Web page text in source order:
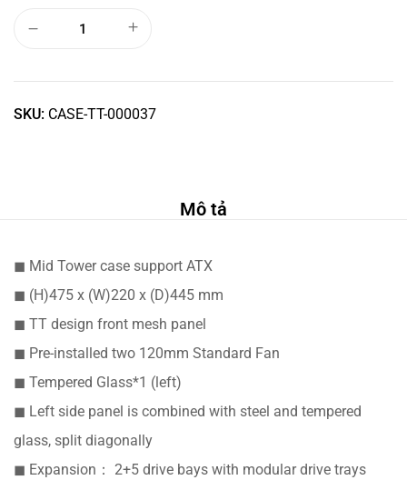
SKU: CASE-TT-000037
Mô tả
◼ Mid Tower case support ATX
◼ (H)475 x (W)220 x (D)445 mm
◼ TT design front mesh panel
◼ Pre-installed two 120mm Standard Fan
◼ Tempered Glass*1 (left)
◼ Left side panel is combined with steel and tempered
glass, split diagonally
◼ Expansion： 2+5 drive bays with modular drive trays